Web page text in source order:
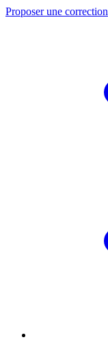
Proposer une correction